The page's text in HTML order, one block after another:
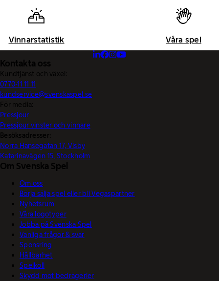
Vinnarstatistik Våra spel
Kontakta oss
Kundtjänst och växel:
0770-11 11 11
kundservice@svenskaspel.se
För media:
Pressjour
Pressjour vinster och vinnare
Besöksadresser:
Norra Hansegatan 17, Visby
Katarinavägen 15, Stockholm
Om Svenska Spel
Om oss
Börja sälja spel eller bli Vegaspartner
Nyhetsrum
Våra logotyper
Jobba på Svenska Spel
Vanliga frågor & svar
Sponsring
Hållbarhet
Spelkoll
Skydd mot bedrägerier